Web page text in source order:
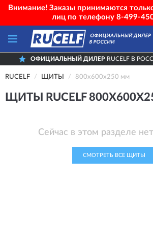
Внимание! Заказы принимаются
лиц по телефону 8-499-
ДИЛЕРRUCELF В РОССИИ
RUCELF ЩИТЫ 800х600х250 мм
ЩИТЫ RUCELF
Сейчас в этом разделе
СМОТРЕТЬ ВСЕ ЩИТЫ